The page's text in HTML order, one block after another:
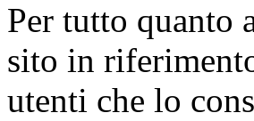
Per tutto quanto
sito in
utenti che lo